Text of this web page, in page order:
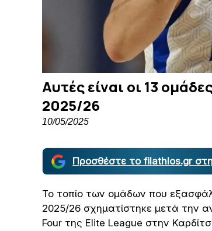
Αυτές είναι οι 13
2025/26
10/05/2025
Προσθέστε το filathlos.gr
Το τοπίο των ομάδων που
2025/26 σχηματίστηκε μετά την
Four της Elite League στην